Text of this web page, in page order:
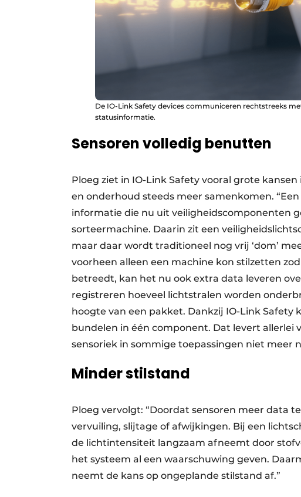
De IO-Link Safety devices communiceren rechtstreeks
statusinformatie.
Sensoren volledig benutten
Ploeg ziet in IO-Link Safety vooral grote
en onderhoud steeds meer samenkomen.
informatie die nu uit veiligheidscomponenten
sorteermachine. Daarin zit een
maar daar wordt traditioneel nog vrij ‘dom’
voorheen alleen een machine kon stilzetten
betreedt, kan het nu ook extra data leveren
registreren hoeveel lichtstralen worden
hoogte van een pakket. Dankzij IO-Link
bundelen in één component. Dat levert allerlei
sensoriek in sommige toepassingen niet meer
Minder stilstand
Ploeg vervolgt: “Doordat sensoren meer data
vervuiling, slijtage of afwijkingen. Bij een
de lichtintensiteit langzaam afneemt door
het systeem al een waarschuwing geven.
neemt de kans op ongeplande stilstand af.”